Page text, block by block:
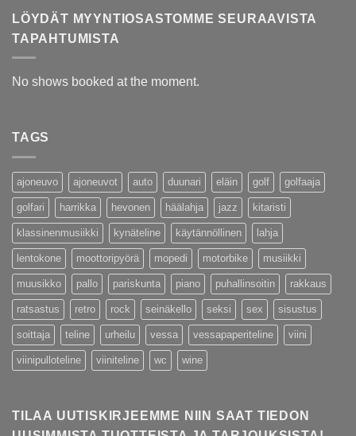
LÖYDÄT MYYNTIOSASTOMME SEURAAVISTA
TAPAHTUMISTA
No shows booked at the moment.
TAGS
ajoneuvo ajoneuvot auto duunari eläin golf golfaaja
golfari harrikka hevonen häälahja jazz kitaristi
klassinenmusiikki kynäteline käytännöllinen lahja
lentokone moottoripyörä mopedi motorbike musiikki
muusikko pallo pariskunta piano puhallinsoitin rakkaus
ratsastus retro rock seinäkello seksi sex sisustus
soittaja teline urheilu vessa vessapaperiteline viini
viinipulloteline viiniteline wc wine
TILAA UUTISKIRJEEMME NIIN SAAT TIEDON